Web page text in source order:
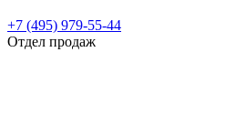
+7 (495) 979-55-44
Отдел продаж